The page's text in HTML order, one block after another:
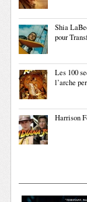
Shia
pour
Les 100
l’arche
Harrison